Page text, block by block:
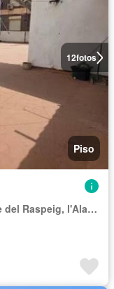
12fotos
Piso
Sant Vicent del Raspeig / San Vicente del Raspeig, l'Alacantí